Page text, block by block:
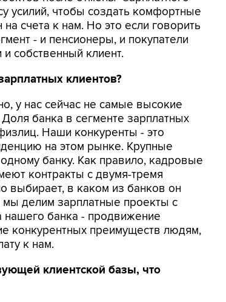
усилий, чтобы создать комфортные
счета к нам. Но это если говорить
- и пенсионеры, и покупатели
собственный клиент.
клиентов?
у нас сейчас не самые высокие
банка в сегменте зарплатных
Наши конкуренты - это
на этом рынке. Крупные
банку. Как правило, кадровые
контракты с двумя-тремя
выбирает, в каком из банков он
мы делим зарплатные проекты с
нашего банка - продвижение
конкурентных преимуществ людям,
к нам.
клиентской базы, что